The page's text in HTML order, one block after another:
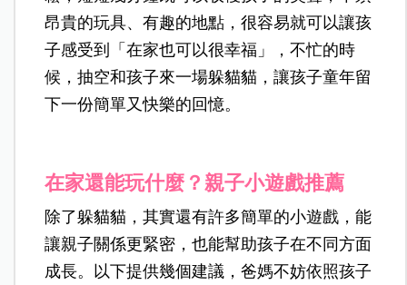
昂貴的玩具、有趣的地點，很容易就可以讓孩
子感受到「在家也可以很幸福」，不忙的時
候，抽空和孩子來一場躲貓貓，讓孩子童年留
下一份簡單又快樂的回憶。
在家還能玩什麼？親子小遊戲推薦
除了躲貓貓，其實還有許多簡單的小遊戲，能
讓親子關係更緊密，也能幫助孩子在不同方面
成長。以下提供幾個建議，爸媽不妨依照孩子